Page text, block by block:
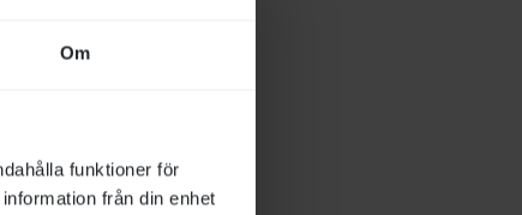
Om
funktioner för
från din enhet